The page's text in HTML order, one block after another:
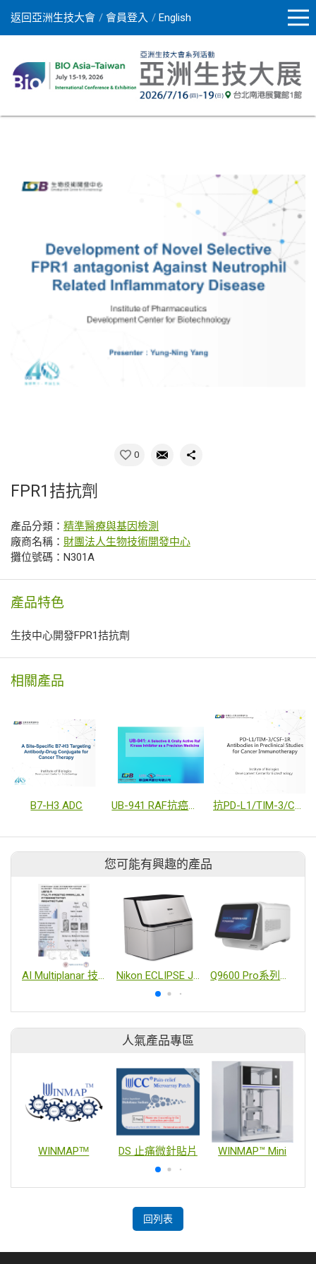
返回亞洲生技大會 會員登入 English
0
FPR1拮抗劑
產品分類： 精準醫療與基因檢測
廠商名稱： 財團法人生物技術開發中心
攤位號碼：N301A
產品特色
生技中心開發FPR1拮抗劑
相關產品
B7-H3 ADC UB-941 RAF抗癌藥物 抗PD-L1/TIM-3/CSF-1R抗體
您可能有興趣的產品
AI Multiplanar 技術在卵巢癌的診斷 Nikon ECLIPSE Ji 全自動細胞影像擷取系統 Q9600 Pro系列實時螢光定量PCR儀
人氣產品專區
WINMAPᵀᴹ DS 止痛微針貼片 WINMAP™ Mini
回列表